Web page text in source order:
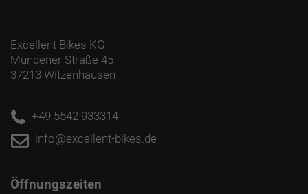
Excellent Bikes KG
Mündener Straße 45
37213 Witzenhausen
+49 5542 933314
info@excellent-bikes.de
Öffnungszeiten